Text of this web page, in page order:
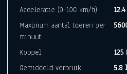
Acceleratie (0-100 km/h)
Maximum aantal toeren per
minuut
Koppel
125
Gemiddeld verbruik
5.8